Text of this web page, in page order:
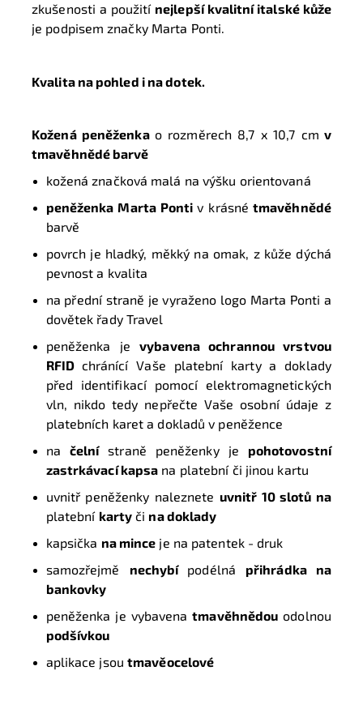
zkušenosti a použití nejlepší kvalitní italské kůže
je podpisem značky Marta Ponti.
Kvalita na pohled i na dotek.
Kožená peněženka o rozměrech 8,7 x 10,7 cm v
tmavěhnědé barvě
kožená značková malá na výšku orientovaná
peněženka Marta Pontiv krásné tmavěhnědé
barvě
povrch je hladký, měkký na omak, z kůže dýchá
pevnost a kvalita
na přední straně je vyraženo logo Marta Ponti a
dovětek řady Travel
peněženka jevybavena ochrannou vrstvou
RFID chránící Vaše platební karty a doklady
před identifikací pomocí elektromagnetických
vln, nikdo tedy nepřečte Vaše osobní údaje z
platebních karet a dokladů v peněžence
na čelnístraně peněženky je pohotovostní
zastrkávací kapsa na platební či jinou kartu
uvnitř peněženky naleznete uvnitř 10 slotů na
platební karty či na doklady
kapsička na mince je na patentek - druk
samozřejmě nechybí podélná přihrádka na
bankovky
peněženka je vybavenatmavěhnědou odolnou
podšívkou
aplikace jsou tmavěocelové